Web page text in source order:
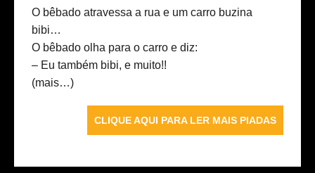
O bêbado atravessa a rua e um carro buzina
bibi…
O bêbado olha para o carro e diz:
– Eu também bibi, e muito!!
(mais…)
CLIQUE AQUI PARA LER MAIS PIADAS